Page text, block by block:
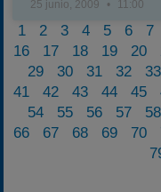
25 junio, 2009 11:00
1 2 3 4 5 6 7
16
17 18 19 20
29
30 31 32 33
41
42 43 44 45
54
55 56 57 58
66
67 68 69 70